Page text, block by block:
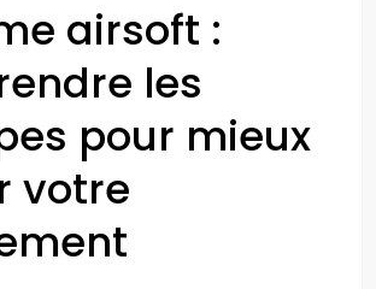
airsoft :
les
pour mieux
votre